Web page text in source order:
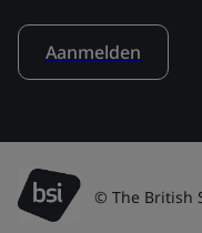
Aanmelden
© The British